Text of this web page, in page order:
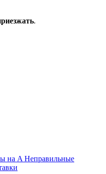
.
на A Неправильные